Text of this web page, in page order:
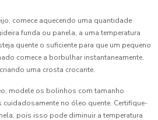
comece aquecendo uma quantidade
funda ou panela, a uma temperatura
quente o suficiente para que um pequeno
comece a borbulhar instantaneamente.
uma crosta crocante.
modele os bolinhos com tamanho
no óleo quente. Certifique-
pois isso pode diminuir a temperatura